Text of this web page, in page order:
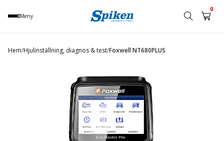
Meny
namn,
0
Hem/Hjulinställning, diagnos & test/Foxwell NT680PLUS